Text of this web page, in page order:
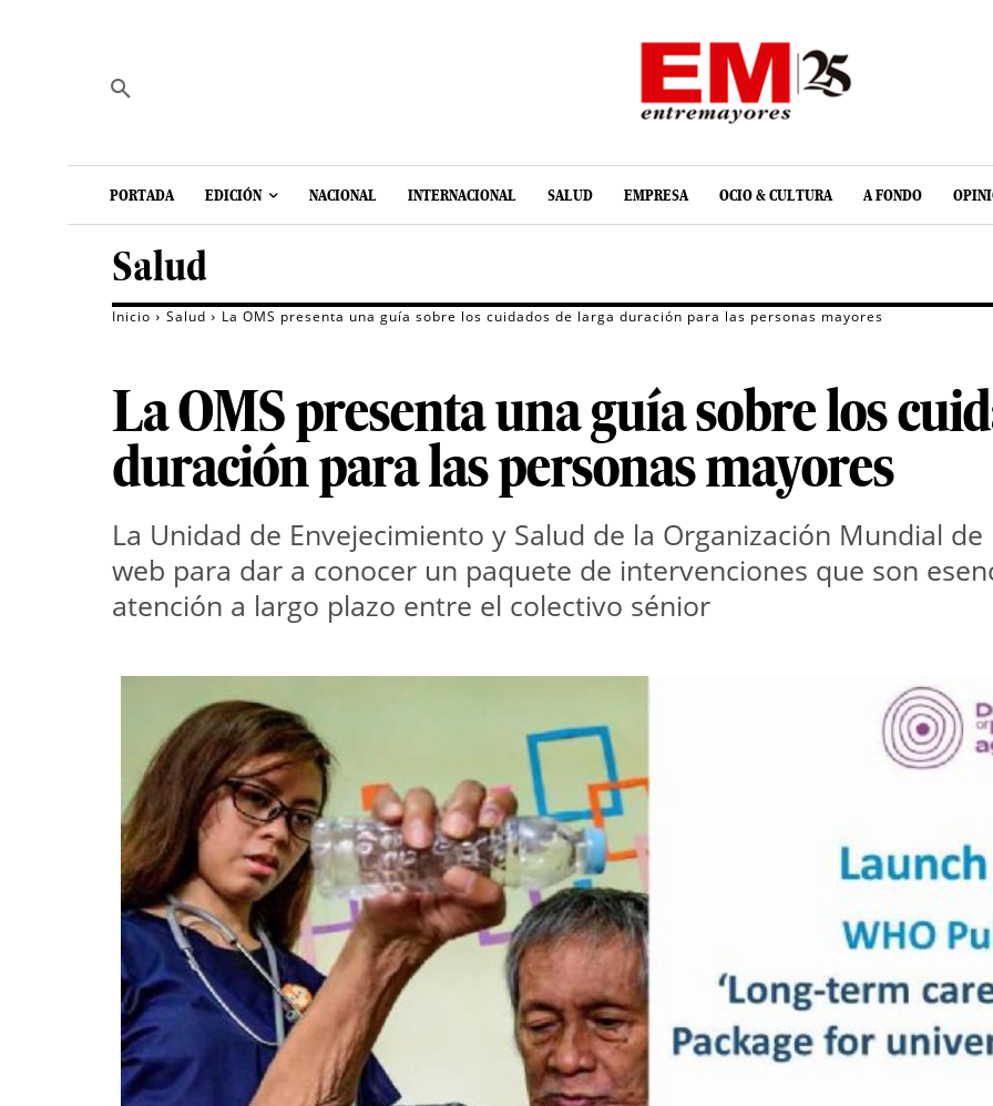
PORTADA EDICIÓN NACIONAL INTERNACIONAL SALUD EMPRESA OCIO & CULTURA A FONDO
Salud
Inicio Salud La OMS presenta una guía sobre los cuidados de larga duración para las personas mayores
La OMS presenta una guía sobre los
duración para las personas mayores
La Unidad de Envejecimiento y Salud de la Organización Mundial
web para dar a conocer un paquete de intervenciones que son
atención a largo plazo entre el colectivo sénior